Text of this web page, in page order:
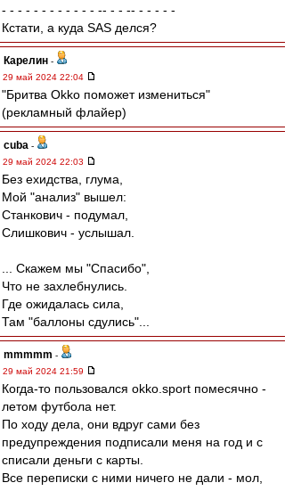
- - - - - - - - - - - - -- - - -- - - - - -
Кстати, а куда SAS делся?
Карелин -
29 май 2024 22:04
"Бритва Okko поможет измениться"
(рекламный флайер)
cuba -
29 май 2024 22:03
Без ехидства, глума,
Мой "анализ" вышел:
Станкович - подумал,
Слишкович - услышал.
... Скажем мы "Спасибо",
Что не захлебнулись.
Где ожидалась сила,
Там "баллоны сдулись"...
mmmmm -
29 май 2024 21:59
Когда-то пользовался okko.sport помесячно -
летом футбола нет.
По ходу дела, они вдруг сами без
предупреждения подписали меня на год и с
списали деньги с карты.
Все переписки с ними ничего не дали - мол,